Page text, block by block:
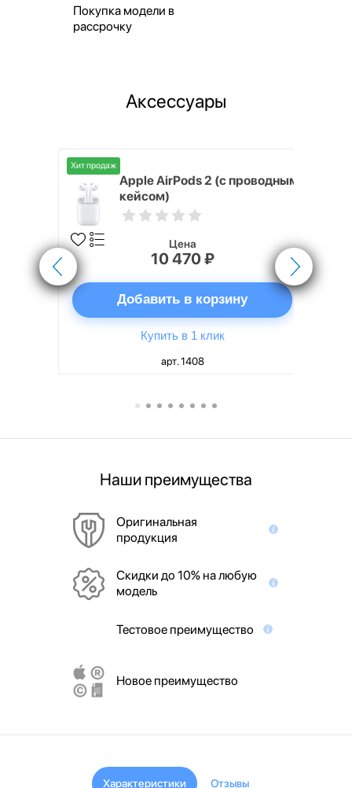
Покупка модели в
рассрочку
Аксессуары
Хит продаж
Apple AirPods 2 (с проводным
кейсом)
Цена
10 470 ₽
Добавить в корзину
Купить в 1 клик
арт. 1408
Наши преимущества
Оригинальная
продукция
Скидки до 10% на любую
модель
Тестовое преимущество
Новое преимущество
Характеристики Отзывы